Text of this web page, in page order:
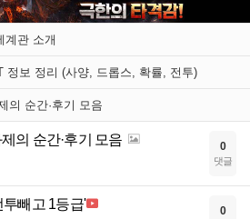
계관 소개
정보 정리 (사양, 드롭스, 확률, 전투)
의 순간·후기 모음
의 순간·후기 모음 0
댓글
빼고 1등급' 0